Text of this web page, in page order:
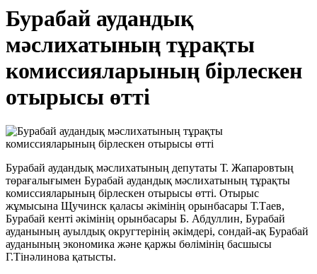
Бурабай аудандық
мәслихатының тұрақты
комиссияларының бірлескен
отырысы өтті
Бурабай аудандық мәслихатының депутаты Т. Жапаровтың
төрағалығымен Бурабай аудандық мәслихатының тұрақты
комиссияларының бірлескен отырысы өтті. Отырыс
жұмысына Щучинск қаласы әкімінің орынбасары Т.Таев,
Бурабай кенті әкімінің орынбасары Б. Абдуллин, Бурабай
ауданының ауылдық округтерінің әкімдері, сондай-ақ Бурабай
ауданының экономика және қаржы бөлімінің басшысы
Г.Тінәлинова қатысты.